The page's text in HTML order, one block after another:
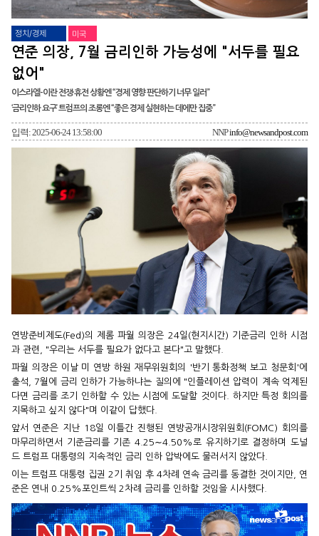
정치/경제 미국
연준 의장, 7월 금리인하 가능성에 "서두를 필요
없어"
이스라엘-이란 전쟁·휴전 상황엔 “경제 영향 판단하기 너무 일러”
‘금리인하 요구’ 트럼프의 조롱엔 “좋은 경제 실현하는 데에만 집중”
입력: 2025-06-24 13:58:00 NNPinfo@newsandpost.com
연방준비제도(Fed)의 제롬 파월 의장은 24일(현지시간) 기준금리 인하 시점
과 관련, "우리는 서두를 필요가 없다고 본다"고 말했다.
파월 의장은 이날 미 연방 하원 재무위원회의 '반기 통화정책 보고 청문회'에
출석, 7월에 금리 인하가 가능하냐는 질의에 "인플레이션 압력이 계속 억제된
다면 금리를 조기 인하할 수 있는 시점에 도달할 것이다. 하지만 특정 회의를
지목하고 싶지 않다"며 이같이 답했다.
앞서 연준은 지난 18일 이틀간 진행된 연방공개시장위원회(FOMC) 회의를
마무리하면서 기준금리를 기존 4.25∼4.50%로 유지하기로 결정하며 도널
드 트럼프 대통령의 지속적인 금리 인하 압박에도 물러서지 않았다.
이는 트럼프 대통령 집권 2기 취임 후 4차례 연속 금리를 동결한 것이지만, 연
준은 연내 0.25%포인트씩 2차례 금리를 인하할 것임을 시사했다.